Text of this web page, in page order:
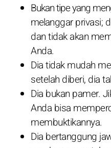
Bukan tipe yang
melanggar privasi;
dan tidak akan
Anda.
Dia tidak mudah
setelah diberi, dia
Dia bukan pamer.
Anda bisa
membuktikannya.
Dia bertanggung